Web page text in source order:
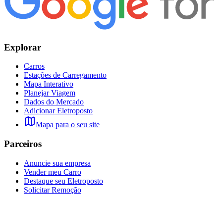
Explorar
Carros
Estações de Carregamento
Mapa Interativo
Planejar Viagem
Dados do Mercado
Adicionar Eletroposto
Mapa para o seu site
Parceiros
Anuncie sua empresa
Vender meu Carro
Destaque seu Eletroposto
Solicitar Remoção